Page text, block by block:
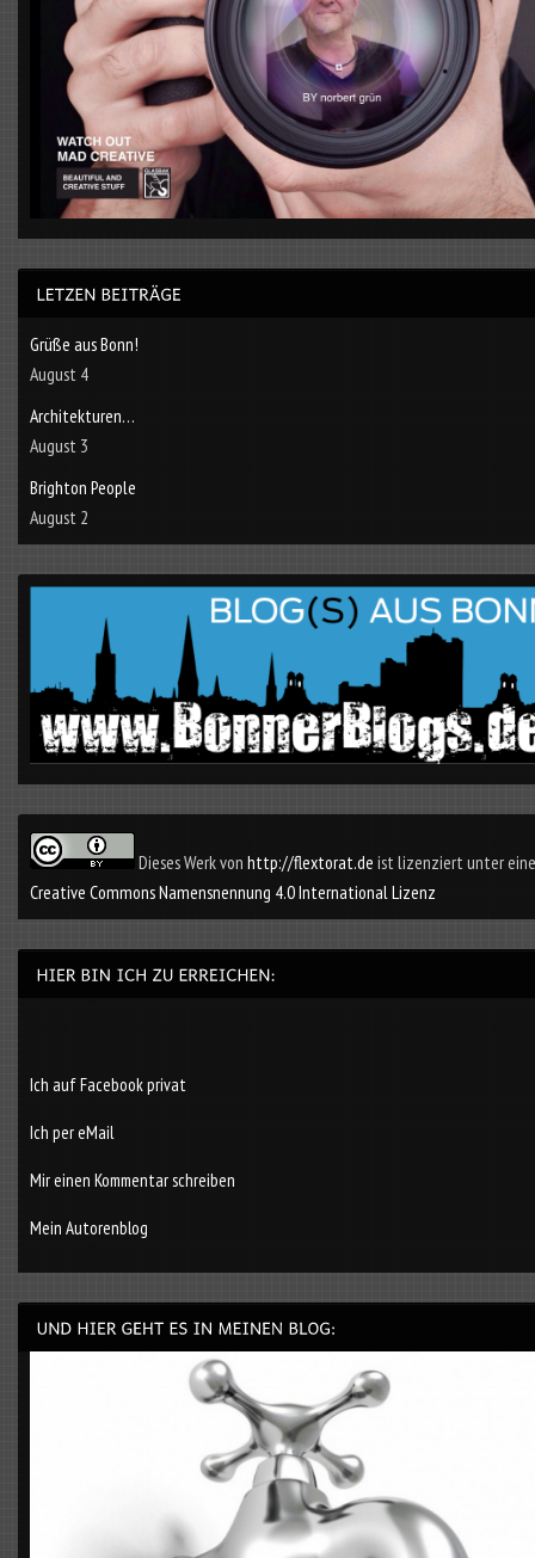
Grüße aus Bonn!
August 4
Architekturen…
August 3
Brighton People
August 2
Dieses Werk von http://flextorat.de ist lizenziert unter
Creative Commons Namensnennung 4.0 International Lizenz
Ich auf Facebook privat
Ich per eMail
Mir einen Kommentar schreiben
Mein Autorenblog